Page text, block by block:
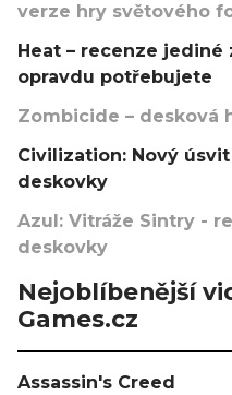
verze hry světového
Heat – recenze
opravdu potřebujete
Zombicide – desková
Civilization: Nový
deskovky
Azul: Vitráže Sintry -
deskovky
Nejoblíbenější
Games.cz
Assassin's Creed